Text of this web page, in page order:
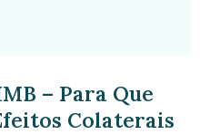
– Para Que
Colaterais